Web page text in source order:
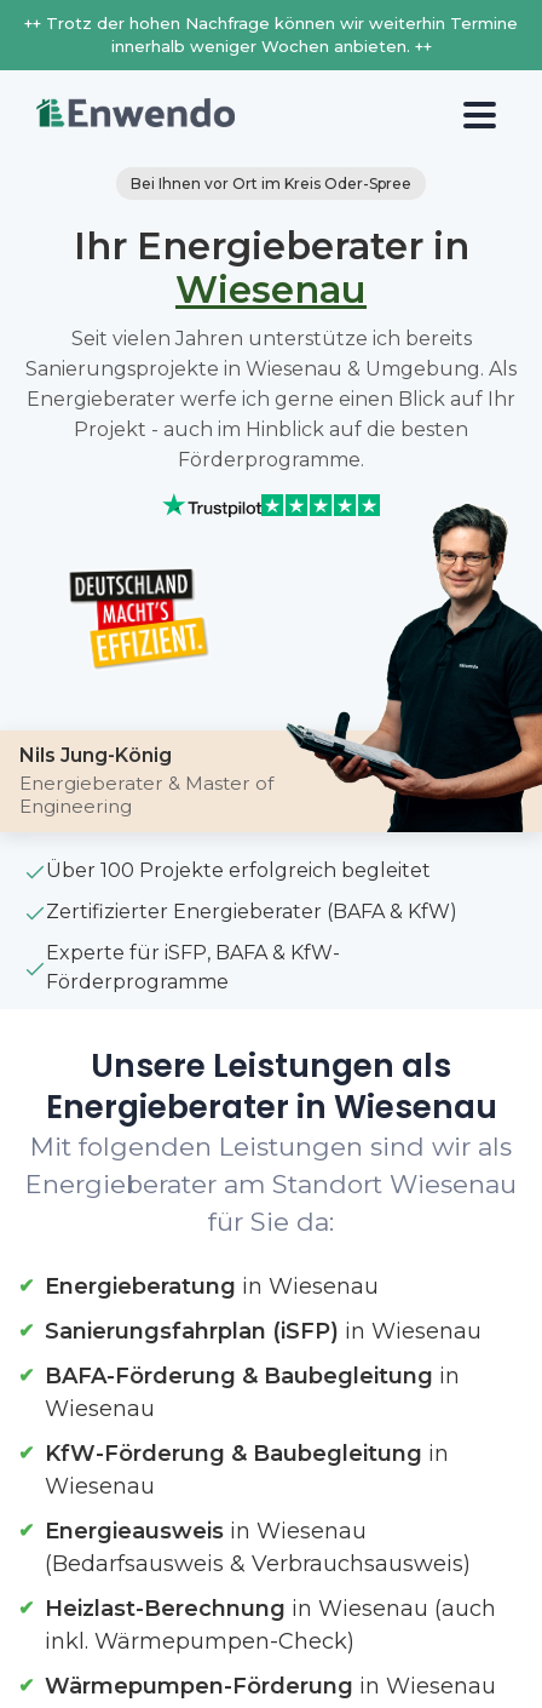
++ Trotz der hohen Nachfrage können wir weiterhin Termine
innerhalb weniger Wochen anbieten. ++
Bei Ihnen vor Ort im Kreis Oder-Spree
Ihr Energieberater in
Wiesenau
Seit vielen Jahren unterstütze ich bereits
Sanierungsprojekte in Wiesenau & Umgebung. Als
Energieberater werfe ich gerne einen Blick auf Ihr
Projekt - auch im Hinblick auf die besten
Förderprogramme.
Nils Jung-König
Energieberater & Master of
Engineering
Über 100 Projekte erfolgreich begleitet
Zertifizierter Energieberater (BAFA & KfW)
Experte für iSFP, BAFA & KfW-
Förderprogramme
Unsere Leistungen als
Energieberater in Wiesenau
Mit folgenden Leistungen sind wir als
Energieberater am Standort Wiesenau
für Sie da:
Energieberatung in Wiesenau
Sanierungsfahrplan (iSFP) in Wiesenau
BAFA-Förderung & Baubegleitung in
Wiesenau
KfW-Förderung & Baubegleitung in
Wiesenau
Energieausweis in Wiesenau
(Bedarfsausweis & Verbrauchsausweis)
Heizlast-Berechnung in Wiesenau (auch
inkl. Wärmepumpen-Check)
Wärmepumpen-Förderung in Wiesenau